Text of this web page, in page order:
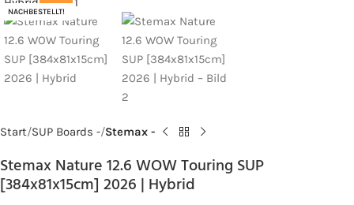
NACHBESTELLT!
Start SUP Boards - Stemax -
Stemax Nature 12.6 WOW Touring SUP
[384x81x15cm] 2026 | Hybrid